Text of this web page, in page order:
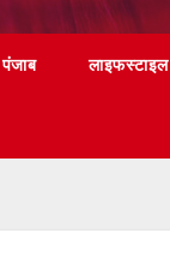
पंजाब लाइफस्टाइल